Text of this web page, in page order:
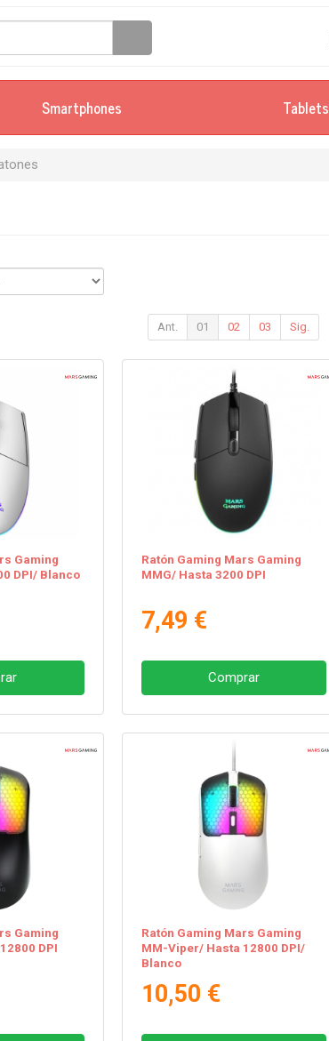
Smartphones Tablets
Ant. 01 02 03 Sig.
Gaming
DPI/ Blanco
Ratón Gaming Mars Gaming
MMG/ Hasta 3200 DPI
7,49 €
Comprar
Gaming
DPI
Ratón Gaming Mars Gaming
MM-Viper/ Hasta 12800 DPI/
Blanco
10,50 €